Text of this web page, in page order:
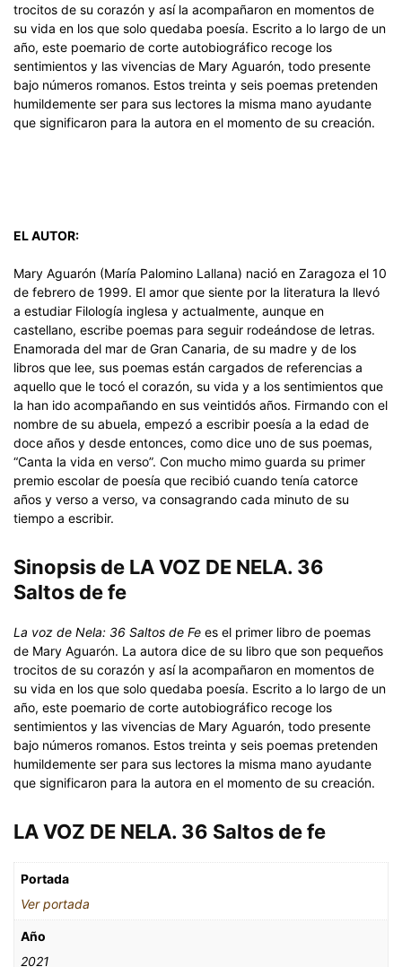
trocitos de su corazón y así la acompañaron en momentos de
su vida en los que solo quedaba poesía. Escrito a lo largo de un
año, este poemario de corte autobiográfico recoge los
sentimientos y las vivencias de Mary Aguarón, todo presente
bajo números romanos. Estos treinta y seis poemas pretenden
humildemente ser para sus lectores la misma mano ayudante
que significaron para la autora en el momento de su creación.
EL AUTOR:
Mary Aguarón (María Palomino Lallana) nació en Zaragoza el 10
de febrero de 1999. El amor que siente por la literatura la llevó
a estudiar Filología inglesa y actualmente, aunque en
castellano, escribe poemas para seguir rodeándose de letras.
Enamorada del mar de Gran Canaria, de su madre y de los
libros que lee, sus poemas están cargados de referencias a
aquello que le tocó el corazón, su vida y a los sentimientos que
la han ido acompañando en sus veintidós años. Firmando con el
nombre de su abuela, empezó a escribir poesía a la edad de
doce años y desde entonces, como dice uno de sus poemas,
“Canta la vida en verso”. Con mucho mimo guarda su primer
premio escolar de poesía que recibió cuando tenía catorce
años y verso a verso, va consagrando cada minuto de su
tiempo a escribir.
Sinopsis de LA VOZ DE NELA. 36
Saltos de fe
La voz de Nela: 36 Saltos de Fe es el primer libro de poemas
de Mary Aguarón. La autora dice de su libro que son pequeños
trocitos de su corazón y así la acompañaron en momentos de
su vida en los que solo quedaba poesía. Escrito a lo largo de un
año, este poemario de corte autobiográfico recoge los
sentimientos y las vivencias de Mary Aguarón, todo presente
bajo números romanos. Estos treinta y seis poemas pretenden
humildemente ser para sus lectores la misma mano ayudante
que significaron para la autora en el momento de su creación.
LA VOZ DE NELA. 36 Saltos de fe
Portada
Ver portada
Año
2021